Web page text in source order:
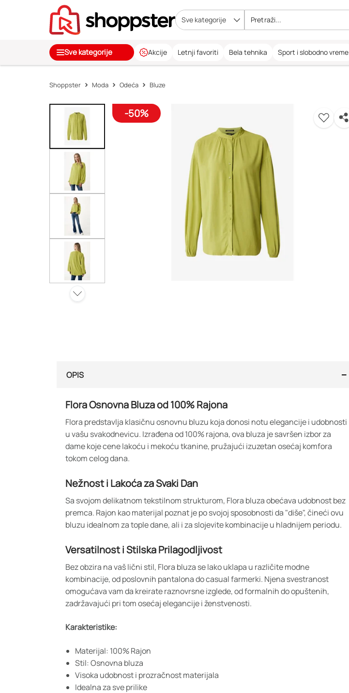
Sve kategorije
Sve kategorije Akcije Letnji favoriti Bela tehnika Sport i slobodno vreme
Shoppster Moda Odeća Bluze
-50%
OPIS
Flora Osnovna Bluza od 100% Rajona
Flora predstavlja klasičnu osnovnu bluzu koja donosi notu elegancije i udobnosti
u vašu svakodnevicu. Izrađena od 100% rajona, ova bluza je savršen izbor za
dame koje cene lakoću i mekoću tkanine, pružajući izuzetan osećaj komfora
tokom celog dana.
Nežnost i Lakoća za Svaki Dan
Sa svojom delikatnom tekstilnom strukturom, Flora bluza obećava udobnost bez
premca. Rajon kao materijal poznat je po svojoj sposobnosti da "diše", čineći ovu
bluzu idealnom za tople dane, ali i za slojevite kombinacije u hladnijem periodu.
Versatilnost i Stilska Prilagodljivost
Bez obzira na vaš lični stil, Flora bluza se lako uklapa u različite modne
kombinacije, od poslovnih pantalona do casual farmerki. Njena svestranost
omogućava vam da kreirate raznovrsne izglede, od formalnih do opuštenih,
zadržavajući pri tom osećaj elegancije i ženstvenosti.
Karakteristike:
Materijal: 100% Rajon
Stil: Osnovna bluza
Visoka udobnost i prozračnost materijala
Idealna za sve prilike